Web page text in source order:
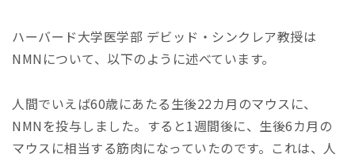
ハーバード大学医学部 デビッド・シンクレア教授は
NMNについて、以下のように述べています。
人間でいえば60歳にあたる生後22カ月のマウスに、
NMNを投与しました。すると1週間後に、生後6カ月の
マウスに相当する筋肉になっていたのです。これは、人